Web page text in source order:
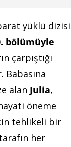
yüklü dizisi
bölümüyle
çarpıştığı
Babasına
alan Julia,
öneme
tehlikeli bir
her